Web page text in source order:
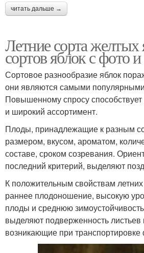
читать дальше →
Летние сорта желтых
сортов яблок с фото
Сортовое разнообразие яблок
они являются самыми
Повышенному спросу способствует
и широкий ассортимент.
Плоды, принадлежащие к разным
размером, вкусом, ароматом,
составе, сроком созревания.
последний критерий, выделяют
К положительным свойствам
раннее плодоношение, высокую
плоды и среднюю
выделяют подверженность листьев
возникающие при транспортировке